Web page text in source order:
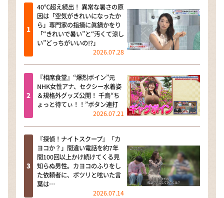
40℃超え続出！ 異常な暑さの原
因は「空気がきれいになったか
ら」専門家の指摘に眞鍋かをり
「“きれいで暑い”と“汚くて涼し
い”どっちがいいの!?」
2026.07.28
『相席食堂』“爆烈ボイン”元
NHK女性アナ、セクシー水着姿
＆規格外グッズ公開！ 千鳥“ち
ょっと待てぃ！！”ボタン連打
2026.07.21
『探偵！ナイトスクープ』「カ
ヨコか？」間違い電話を約7年
間100回以上かけ続けてくる見
知らぬ男性。カヨコのふりをし
た依頼者に、ポツリと呟いた言
葉は…
2026.07.14